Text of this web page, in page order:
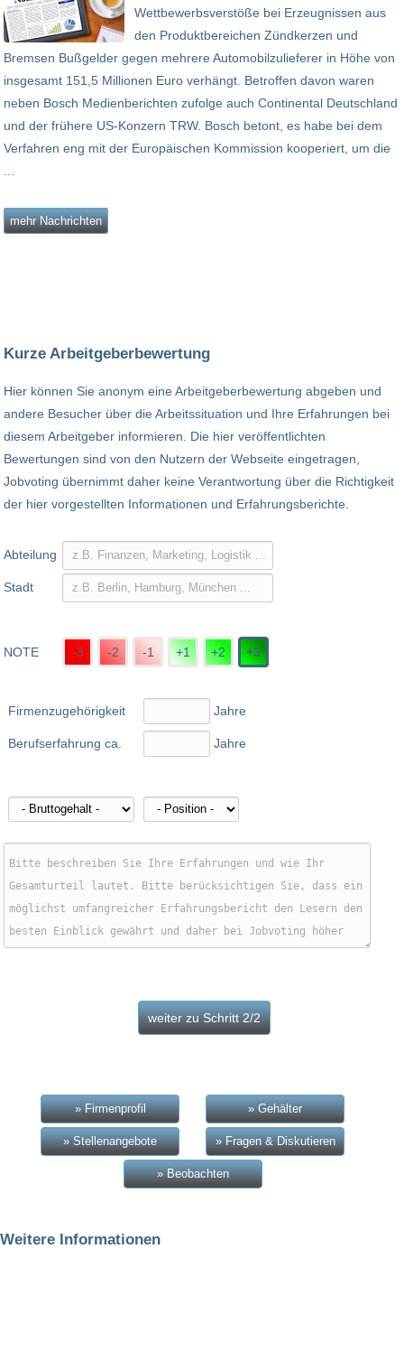
Wettbewerbsverstöße bei Erzeugnissen aus
den Produktbereichen Zündkerzen und
Bremsen Bußgelder gegen mehrere Automobilzulieferer in Höhe von
insgesamt 151,5 Millionen Euro verhängt. Betroffen davon waren
neben Bosch Medienberichten zufolge auch Continental Deutschland
und der frühere US-Konzern TRW. Bosch betont, es habe bei dem
Verfahren eng mit der Europäischen Kommission kooperiert, um die
mehr Nachrichten
Kurze Arbeitgeberbewertung
Hier können Sie anonym eine Arbeitgeberbewertung abgeben und
andere Besucher über die Arbeitssituation und Ihre Erfahrungen bei
diesem Arbeitgeber informieren. Die hier veröffentlichten
Bewertungen sind von den Nutzern der Webseite eingetragen,
Jobvoting übernimmt daher keine Verantwortung über die Richtigkeit
der hier vorgestellten Informationen und Erfahrungsberichte.
Abteilung
Stadt
NOTE -3 -2 -1 +1 +2 +3
Firmenzugehörigkeit
Berufserfahrung ca.
Jahre
Jahre
» Firmenprofil » Gehälter
» Stellenangebote » Fragen & Diskutieren
» Beobachten
Weitere Informationen